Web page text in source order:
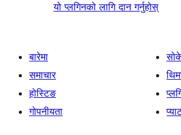
यो प्लगिनको लागि दान गर्नुहोस्
बारेमा
समाचार
होस्टिङ
गोपनीयता